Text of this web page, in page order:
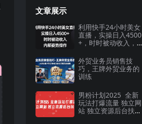
文章展示
利用快手24小时美女
直播，实操日入4500
+，时时被动收入，
外贸业务员销售技
巧，王牌外贸业务的
训练
男粉计划2025 全新
玩法打爆流量 独立网
站 独立资源后台扶持